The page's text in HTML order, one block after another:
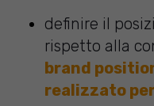
definire il
rispetto alla
brand
realizzato